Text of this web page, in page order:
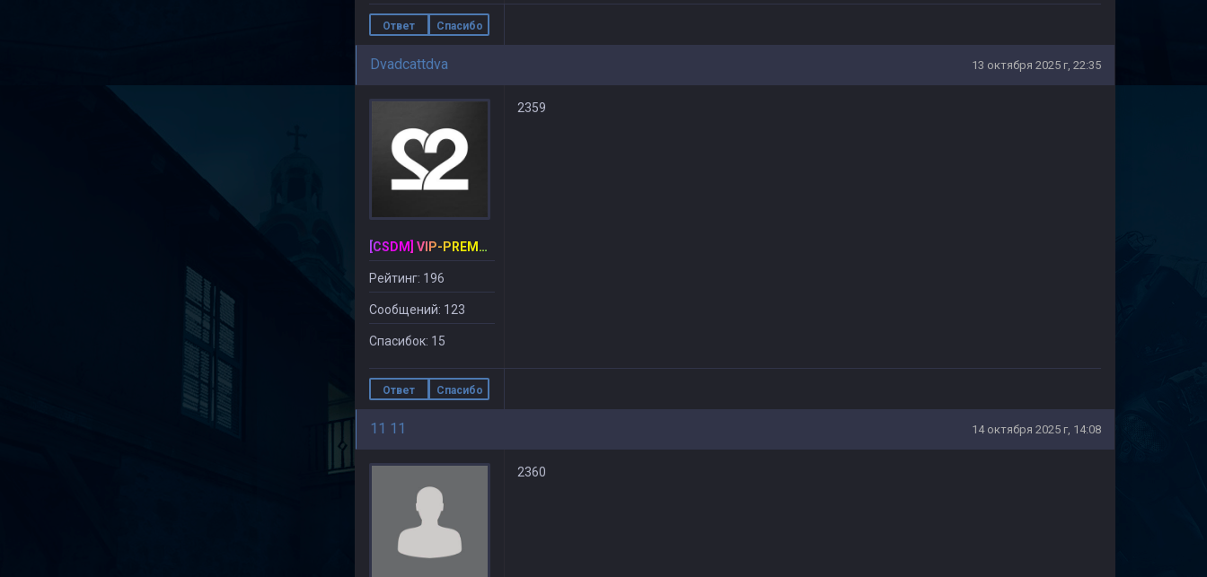
Ответ Спасибо
Dvadcattdva 13 октября 2025 г, 22:35
[CSDM] VIP-PREMIUM
Рейтинг: 196
Сообщений: 123
Спасибок: 15
2359
Ответ Спасибо
11 11 14 октября 2025 г, 14:08
2360